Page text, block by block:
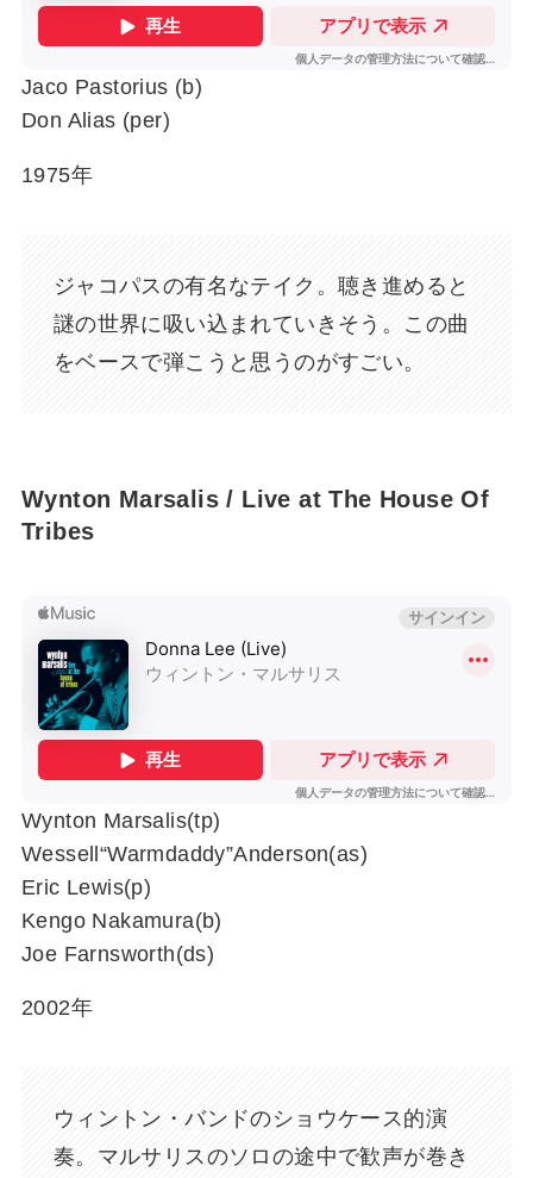
Jaco Pastorius (b)
Don Alias (per)
1975年
ジャコパスの有名なテイク。聴き進めると
謎の世界に吸い込まれていきそう。この曲
をベースで弾こうと思うのがすごい。
Wynton Marsalis / Live at The House Of
Tribes
Wynton Marsalis(tp)
Wessell“Warmdaddy”Anderson(as)
Eric Lewis(p)
Kengo Nakamura(b)
Joe Farnsworth(ds)
2002年
ウィントン・バンドのショウケース的演
奏。マルサリスのソロの途中で歓声が巻き